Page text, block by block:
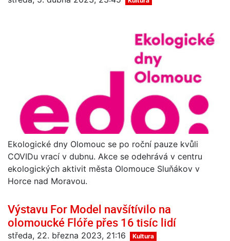
Ekologické dny Olomouc se po roční pauze kvůli
COVIDu vrací v dubnu. Akce se odehrává v centru
ekologických aktivit města Olomouce Sluňákov v
Horce nad Moravou.
Výstavu For Model navšítívilo na
olomoucké Flóře přes 16 tisíc lidí
středa, 22. března 2023, 21:16 Kultura